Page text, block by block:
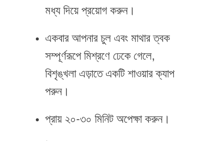
মধ্য দিয়ে প্রয়োগ করুন।
একবার আপনার চুল এবং মাথার ত্বক
সম্পূর্ণরূপে মিশ্রণে ঢেকে গেলে,
বিশৃঙ্খলা এড়াতে একটি শাওয়ার ক্যাপ
পরুন।
প্রায় ২০-৩০ মিনিট অপেক্ষা করুন।